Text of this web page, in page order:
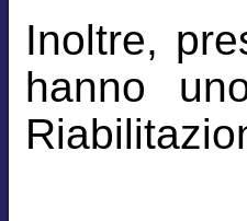
Inoltre,
hanno